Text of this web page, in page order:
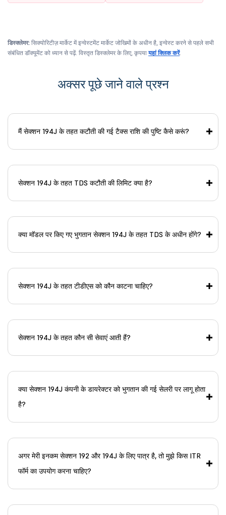
डिस्क्लेमर: सिक्योरिटीज़ मार्केट में इन्वेस्टमेंट मार्केट जोखिमों के अधीन है, इन्वेस्ट करने से पहले सभी
संबंधित डॉक्यूमेंट को ध्यान से पढ़ें. विस्तृत डिस्क्लेमर के लिए, कृपयायहां क्लिक करें.
अक्सर पूछे जाने वाले प्रश्न
मैं सेक्शन 194J के तहत कटौती की गई टैक्स राशि की पुष्टि कैसे करूं?
सेक्शन 194J के तहत TDS कटौती की लिमिट क्या है?
क्या मॉडल पर किए गए भुगतान सेक्शन 194J के तहत TDS के अधीन होंगे?
सेक्शन 194J के तहत टीडीएस को कौन काटना चाहिए?
सेक्शन 194J के तहत कौन सी सेवाएं आती हैं?
क्या सेक्शन 194J कंपनी के डायरेक्टर को भुगतान की गई सेलरी पर लागू होता
है?
अगर मेरी इनकम सेक्शन 192 और 194J के लिए पात्र है, तो मुझे किस ITR
फॉर्म का उपयोग करना चाहिए?